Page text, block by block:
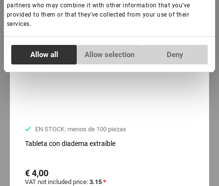
partners who may combine it with other information that you’ve
provided to them or that they’ve collected from your use of their
services.
Necessary
Allow all Allow selection Deny
EN STOCK: menos de 100 piezas
Tableta con diadema extraíble
€ 4,00
VAT not included price: 3.15 *